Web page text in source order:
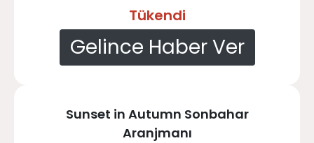
Tükendi
Gelince Haber Ver
Sunset in Autumn Sonbahar
Aranjmanı